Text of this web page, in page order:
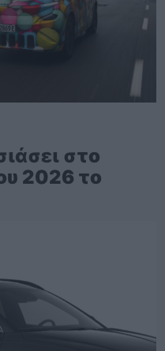
στο
2026 το